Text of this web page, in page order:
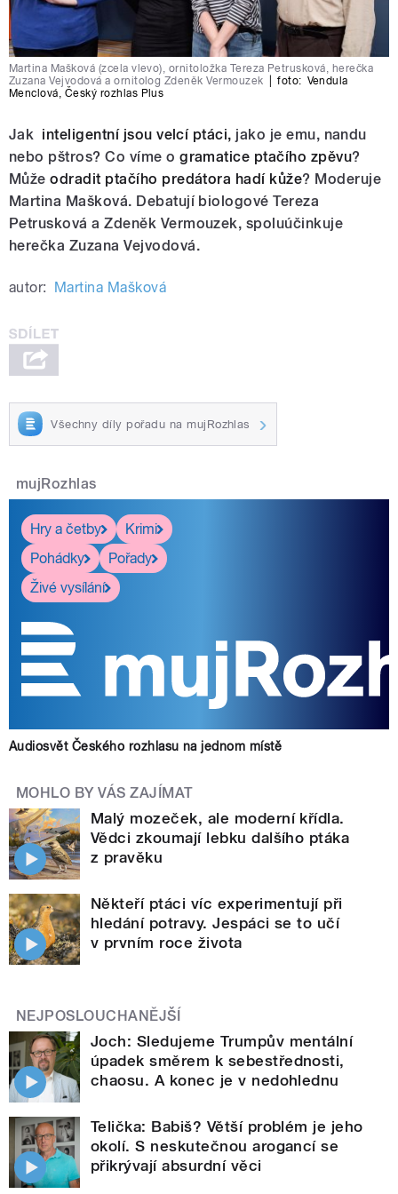
Martina Mašková (zcela vlevo), ornitoložka Tereza Petrusková, herečka
Zuzana Vejvodová a ornitolog Zdeněk Vermouzek
foto: Vendula
Menclová Český rozhlas Plus
Jak inteligentní jsou velcí ptáci, jako je emu, nandu
nebo pštros? Co víme ogramatice ptačího zpěvu?
Můžeodradit ptačího predátora hadí kůže? Moderuje
Martina Mašková. Debatují biologové Tereza
Petrusková a Zdeněk Vermouzek, spoluúčinkuje
herečka Zuzana Vejvodová.
autor: Martina Mašková
Všechny díly pořadu na mujRozhlas
mujRozhlas
Hry a četby
Krimi
Pohádky
Pořady
Živé vysílání
Audiosvět Českého rozhlasu na jednom místě
MOHLO BY VÁS ZAJÍMAT
Malý mozeček, ale moderní křídla.
Vědci zkoumají lebku dalšího ptáka
z pravěku
Někteří ptáci víc experimentují při
hledání potravy. Jespáci se to učí
v prvním roce života
NEJPOSLOUCHANĚJŠÍ
Joch: Sledujeme Trumpův mentální
úpadek směrem k sebestřednosti,
chaosu. A konec je v nedohlednu
Telička: Babiš? Větší problém je jeho
okolí. S neskutečnou arogancí se
přikrývají absurdní věci